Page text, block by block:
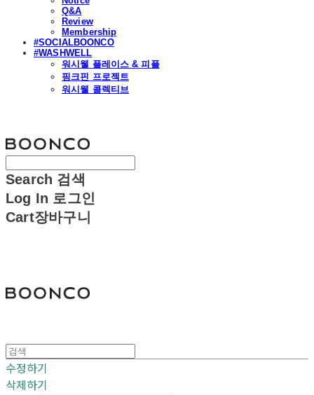
Q&A
Review
Membership
#SOCIALBOONCO
#WASHWELL
워시웰 플레이스 & 피플
핑크핀 프로젝트
워시웰 콜렉티브
Search 검색
Log In 로그인
Cart장바구니
수정하기
삭제하기